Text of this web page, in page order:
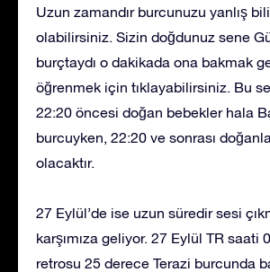
Uzun zamandır burcunuzu yanlış
olabilirsiniz. Sizin doğdunuz sene
burçtaydı o dakikada ona bakmak
öğrenmek için tıklayabilirsiniz. Bu
22:20 öncesi doğan bebekler hala
burcuyken, 22:20 ve sonrası
olacaktır.
27 Eylül’de ise uzun süredir sesi
karşımıza geliyor. 27 Eylül TR saati
retrosu 25 derece Terazi burcunda